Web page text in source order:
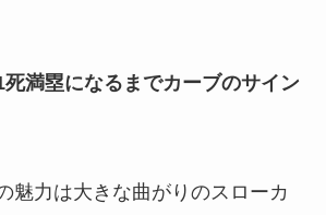
死満塁になるまでカーブのサイン
魅力は大きな曲がりのスローカ